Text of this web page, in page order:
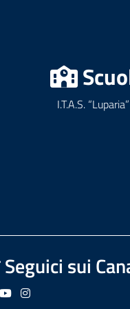
I.T.A.S. “Luparia”
Seguici sui
su Facebook
Seguici su YouTube
Seguici su Instagram